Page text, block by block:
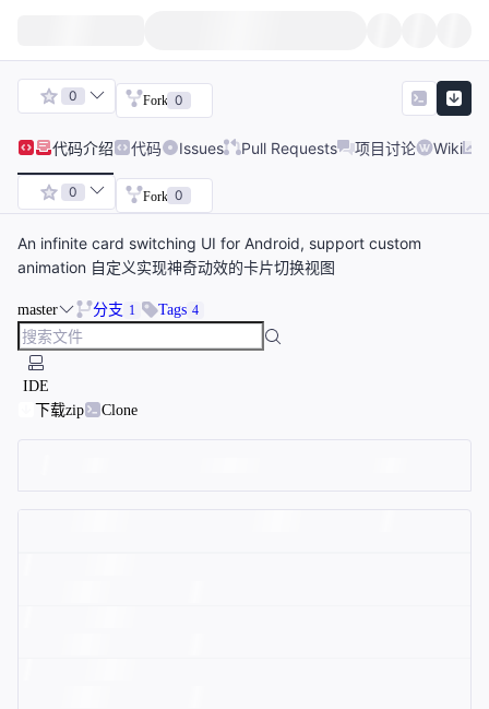
0 Fork 0
代码介绍 代码 Issues Pull Requests 项目讨论 Wiki
0 Fork 0
An infinite card switching UI for Android, support custom
animation 自定义实现神奇动效的卡片切换视图
master 分支 1 Tags 4
IDE
下载zip
Clone